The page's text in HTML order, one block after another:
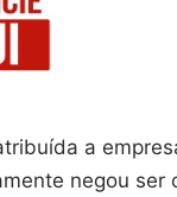
a
negou ser